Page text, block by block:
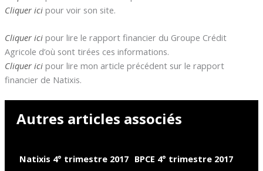
Cliquer ici pour voir son site.
Cliquer icipour lire le rapport financier du Groupe Crédit
Agricole d’où sont tirées ces informations.
Cliquer icipour lire mon article précédent sur le rapport
financier de Natixis.
Autres articles associés
Natixis 4° trimestre 2017 BPCE 4° trimestre 2017